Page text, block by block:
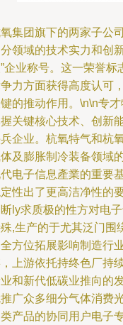
集团旗下的两家子公
领域的技术实力和创
企业称号。这一荣誉
力方面获得高度认可
的推动作用。\n\n专
关键核心技术、创新
企业。杭氧特气和杭
及膨胀制冷装备领域
电子信息產業的重要
性出了更高洁净性的
ly求质极的性方对电
,生产的于尤其泛门围
方位拓展影响制造行
上游依托持终色厂持
和新代低碳业推向的
广众多细分气体消费
产品的协同用户电子